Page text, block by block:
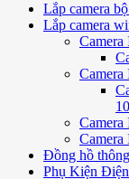
Lắp camera
Lắp camera
Camera
Đồng hồ
Phụ Kiện